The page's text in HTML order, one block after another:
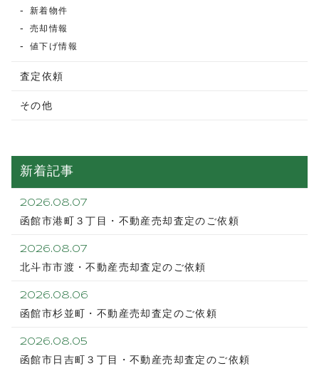
新着物件
売却情報
値下げ情報
査定依頼
その他
新着記事
2026.08.07
函館市港町３丁目・不動産売却査定のご依頼
2026.08.07
北斗市市渡・不動産売却査定のご依頼
2026.08.06
函館市杉並町・不動産売却査定のご依頼
2026.08.05
函館市日吉町３丁目・不動産売却査定のご依頼